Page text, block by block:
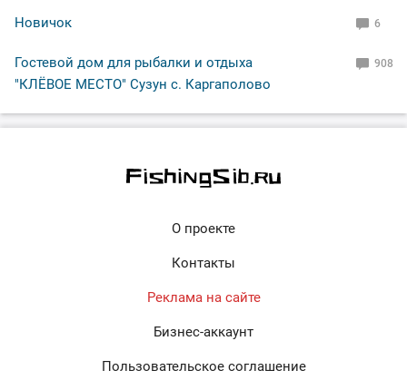
Новичок 6
Гостевой дом для рыбалки и отдыха
"КЛЁВОЕ МЕСТО" Сузун с. Каргаполово
908
О проекте
Контакты
Реклама на сайте
Бизнес-аккаунт
Пользовательское соглашение